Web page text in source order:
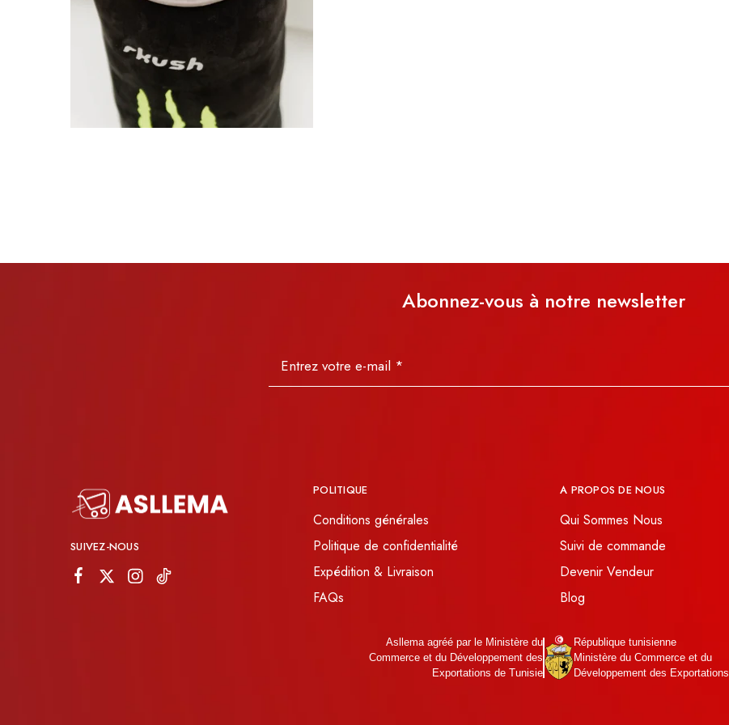
TARKIBA
TAKALIDNA
PERLES UNIVERS
Abonnez-vous à notre newsletter
SUIVEZ-NOUS
POLITIQUE
Conditions générales
Politique de confidentialité
Expédition & Livraison
FAQs
A PROPOS DE NOUS
Qui Sommes Nous
Suivi de commande
Devenir Vendeur
Blog
Asllema agréé par le Ministère du
Commerce et du Développement des
Exportations de Tunisie
République tunisienne
Ministère du Commerce et du
Développement des Exportations